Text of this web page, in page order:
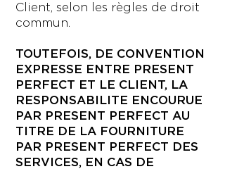
Client, selon les règles de droit
commun.
TOUTEFOIS, DE CONVENTION
EXPRESSE ENTRE PRESENT
PERFECT ET LE CLIENT, LA
RESPONSABILITE ENCOURUE
PAR PRESENT PERFECT AU
TITRE DE LA FOURNITURE
PAR PRESENT PERFECT DES
SERVICES, EN CAS DE